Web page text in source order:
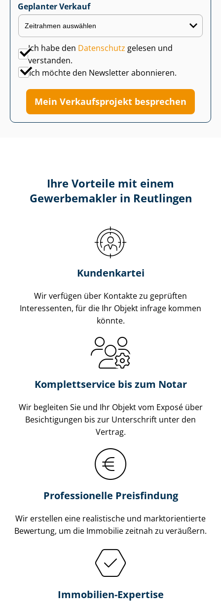
Geplanter Verkauf
Ich habe den Datenschutz gelesen und
verstanden.
Ich möchte den Newsletter abonnieren.
Mein Verkaufsprojekt besprechen
Ihre Vorteile mit einem
Gewerbemakler in Reutlingen
Kundenkartei
Wir verfügen über Kontakte zu geprüften
Interessenten, für die Ihr Objekt infrage kommen
könnte.
Komplettservice bis zum Notar
Wir begleiten Sie und Ihr Objekt vom Exposé über
Besichtigungen bis zur Unterschrift unter den
Vertrag.
Professionelle Preisfindung
Wir erstellen eine realistische und markt­ori­en­tier­te
Bewertung, um die Immobilie zeitnah zu veräußern.
Immobilien-Expertise